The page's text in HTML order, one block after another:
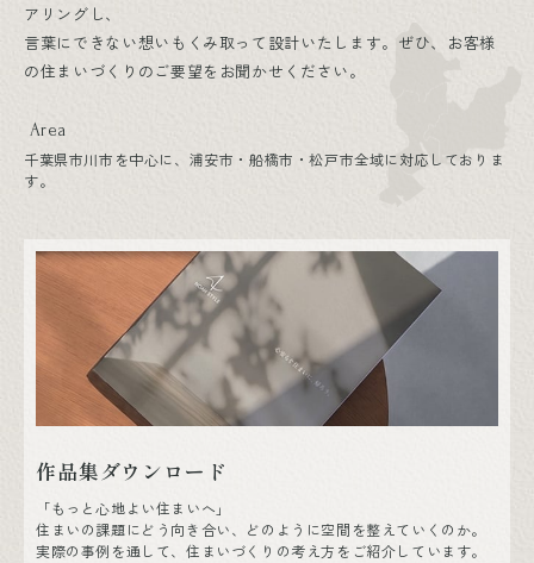
アリングし、
言葉にできない想いもくみ取って設計いたします。ぜひ、お客様
の住まいづくりのご要望をお聞かせください。
Area
千葉県市川市を中心に、浦安市・船橋市・松戸市全域に対応しておりま
す。
作品集ダウンロード
「もっと心地よい住まいへ」
住まいの課題にどう向き合い、どのように空間を整えていくのか。
実際の事例を通して、住まいづくりの考え方をご紹介しています。